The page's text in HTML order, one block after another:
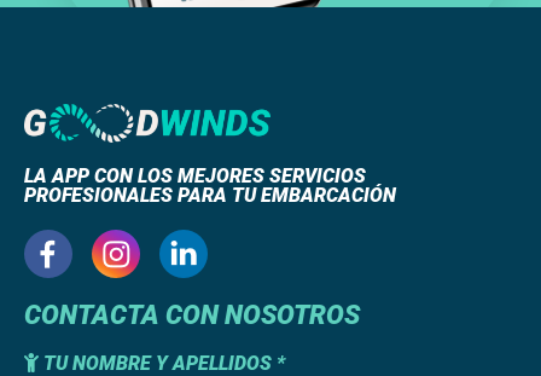
LA APP CON LOS MEJORES SERVICIOS
PROFESIONALES PARA TU EMBARCACIÓN
CONTACTA CON NOSOTROS
TU NOMBRE Y APELLIDOS *